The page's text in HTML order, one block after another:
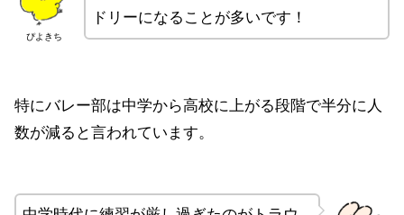
ぴよきち
ドリーになることが多いです！
特にバレー部は中学から高校に上がる段階で半分に人
数が減ると言われています。